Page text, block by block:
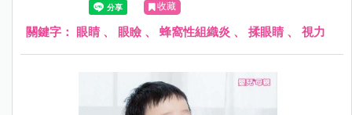
收藏
關鍵字： 眼睛 、 眼瞼 、 蜂窩性組織炎 、 揉眼睛 、 視力